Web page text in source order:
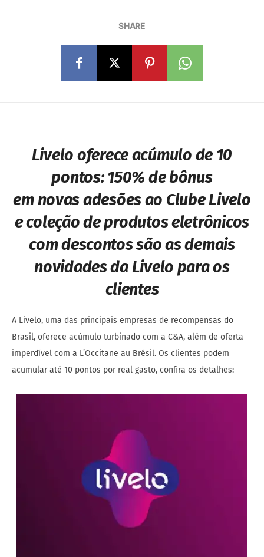
SHARE
Livelo oferece acúmulo de 10
pontos:150% de bônus
em novas adesões ao Clube Livelo
e coleção de produtos eletrônicos
com descontos são as demais
novidades da Livelo para os
clientes
A Livelo, uma das principais empresas de recompensas do
Brasil, oferece acúmulo turbinado com a C&A, além de oferta
imperdível com a L’Occitane au Brésil. Os clientes podem
acumular até 10 pontos por real gasto, confira os detalhes: